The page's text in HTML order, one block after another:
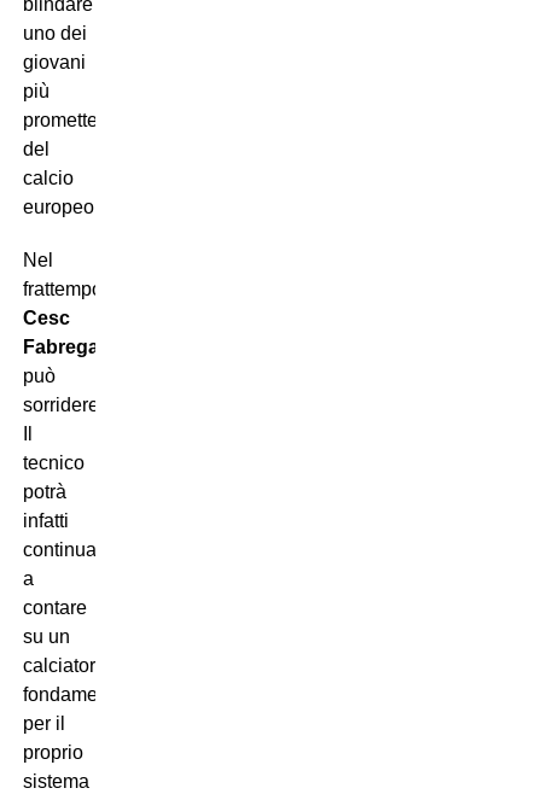
blindare
uno dei
giovani
più
promettenti
del
calcio
europeo.
Nel
frattempo,
Cesc
Fabregas
può
sorridere.
tecnico
potrà
infatti
continuare
a
contare
su un
calciatore
fondamentale
per il
proprio
sistema